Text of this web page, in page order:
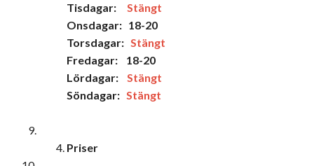
Tisdagar:
Stängt
Onsdagar: 18-20
Torsdagar: Stängt
Fredagar: 18-20
Lördagar:
Stängt
Söndagar: Stängt
Priser